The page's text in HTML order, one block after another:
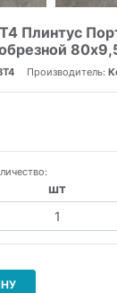
Плинтус
Производитель:
шт